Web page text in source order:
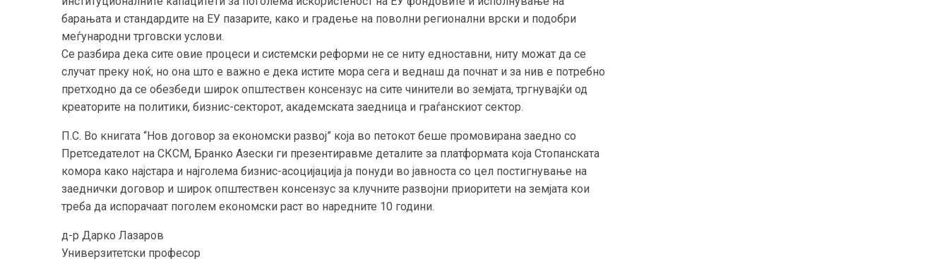
барањата и стандардите на ЕУ пазарите, како и градење на поволни регионални врски и подобри
меѓународни трговски услови.
Се разбира дека сите овие процеси и системски реформи не се ниту едноставни, ниту можат да се
случат преку ноќ, но она што е важно e дека истите мора сега и веднаш да почнат и за нив е потребно
претходно да се обезбеди широк општествен консензус на сите чинители во земјата, тргнувајќи од
креаторите на политики, бизнис-секторот, академската заедница и граѓанскиот сектор.
П.С. Во книгата “Нов договор за економски развој” која во петокот беше промовирана заедно со
Претседателот на СКСМ, Бранко Азески ги презентиравме деталите за платформата која Стопанската
комора како најстара и најголема бизнис-асоцијација ја понуди во јавноста со цел постигнување на
заеднички договор и широк општествен консензус за клучните развојни приоритети на земјата кои
треба да испорачаат поголем економски раст во наредните 10 години.
д-р Дарко Лазаров
Универзитетски професор